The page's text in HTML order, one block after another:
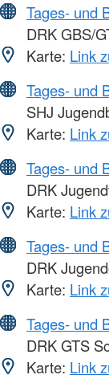
Tages- und
DRK GBS/
Karte: Link
Tages- und
SHJ
Karte: Link
Tages- und
DRK
Karte: Link
Tages- und
DRK
Karte: Link
Tages- und
DRK GTS
Karte: Link